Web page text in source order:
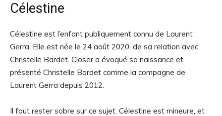
Célestine
Célestine est l’enfant publiquement connu de Laurent
Gerra. Elle est née le 24 août 2020, de sa relation avec
Christelle Bardet. Closer a évoqué sa naissance et
présenté Christelle Bardet comme la compagne de
Laurent Gerra depuis 2012.
Il faut rester sobre sur ce sujet. Célestine est mineure, et